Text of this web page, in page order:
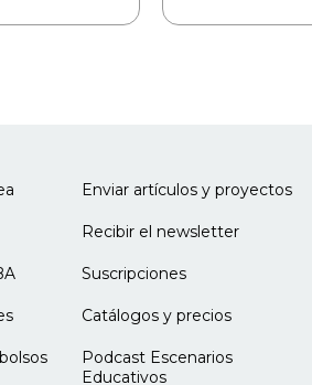
Enviar artículos y proyectos
Recibir el newsletter
Suscripciones
Catálogos y precios
Podcast Escenarios
Educativos